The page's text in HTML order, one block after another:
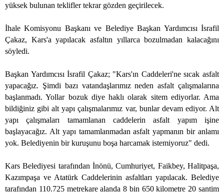
yüksek bulunan teklifler tekrar gözden geçirilecek.
İhale Komisyonu Başkanı ve Belediye Başkan Yardımcısı İsrafil
Çakaz, Kars'a yapılacak asfaltın yıllarca bozulmadan kalacağını
söyledi.
Başkan Yardımcısı İsrafil Çakaz; "Kars'ın Caddeleri'ne sıcak asfalt
yapacağız. Şimdi bazı vatandaşlarımız neden asfalt çalışmalarına
başlanmadı. Yollar bozuk diye haklı olarak sitem ediyorlar. Ama
bildiğiniz gibi alt yapı çalışmalarımız var, bunlar devam ediyor. Alt
yapı çalışmaları tamamlanan caddelerin asfalt yapım işine
başlayacağız. Alt yapı tamamlanmadan asfalt yapmanın bir anlamı
yok. Belediyenin bir kuruşunu boşa harcamak istemiyoruz" dedi.
Kars Belediyesi tarafından İnönü, Cumhuriyet, Faikbey, Halitpaşa,
Kazımpaşa ve Atatürk Caddelerinin asfaltları yapılacak. Belediye
tarafından 110.725 metrekare alanda 8 bin 650 kilometre 20 santim